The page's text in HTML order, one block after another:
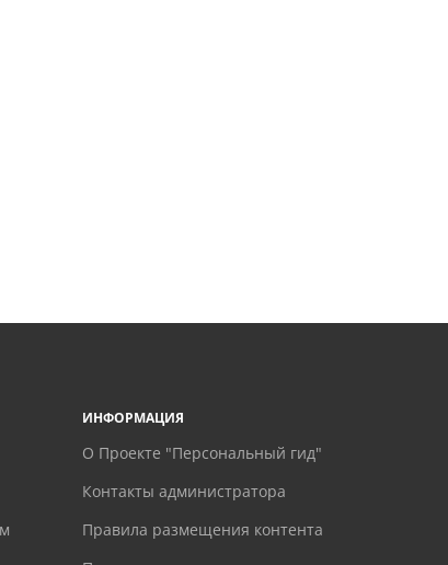
ИНФОРМАЦИЯ
О Проекте "Персональный гид"
Контакты администратора
Правила размещения контента